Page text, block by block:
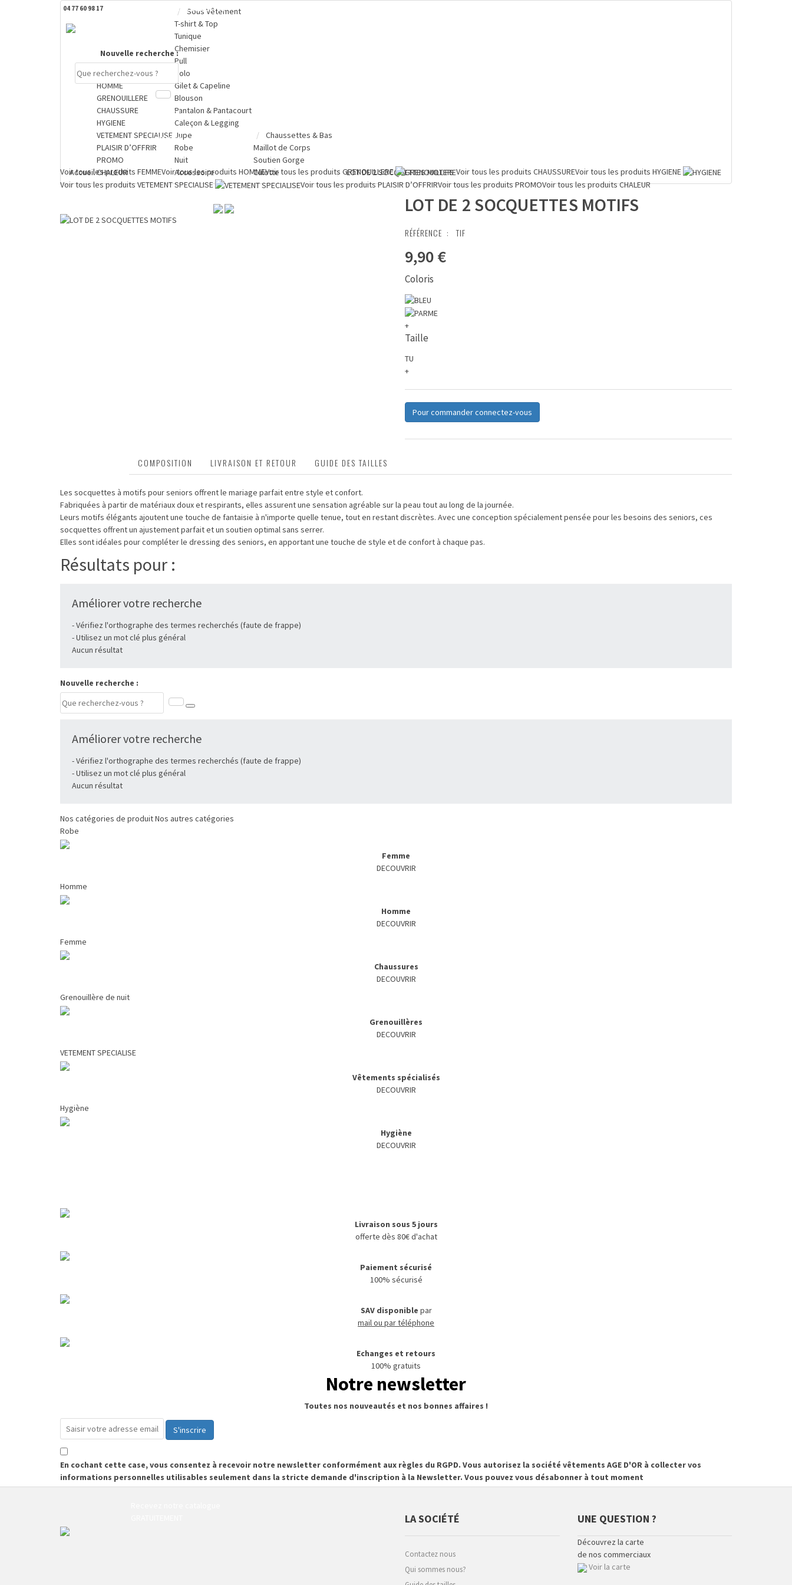
04 77 60 98 17 DERNIERS PRODUITS CONSULTÉS
Nouvelle recherche :
Compte
PANIER
Voir tous les produits FEMMEVoir tous les produits HOMMEVoir tous les produits GRENOUILLERE Voir tous les produits CHAUSSUREVoir tous les produits HYGIENE
Voir tous les produitsVETEMENT SPECIALISE Voir tous les produitsPLAISIR D’OFFRIRVoir tous les produitsPROMOVoir tous les produitsCHALEUR
Accueil
FEMME
HOMME
GRENOUILLERE
CHAUSSURE
HYGIENE
VETEMENT SPECIALISE
PLAISIR D’OFFRIR
PROMO
CHALEUR
Sous Vêtement
T-shirt & Top
Tunique
Chemisier
Pull
Polo
Gilet & Capeline
Blouson
Pantalon & Pantacourt
Caleçon & Legging
Jupe
Robe
Nuit
Accessoire
Chaussettes & Bas
Maillot de Corps
Soutien Gorge
Culotte
LOT DE 2 SOCQUETTES MOTIFS
LOT DE 2 SOCQUETTES MOTIFS
RÉFÉRENCE :TIF
9,90 €
Coloris
+
Taille
TU
+
Pour commander connectez-vous
COMPOSITION LIVRAISON ET RETOUR GUIDE DES TAILLES
Les socquettes à motifs pour seniors offrent le mariage parfait entre style et confort.
Fabriquées à partir de matériaux doux et respirants, elles assurent une sensation agréable sur la peau tout au long de la journée.
Leurs motifs élégants ajoutent une touche de fantaisie à n'importe quelle tenue, tout en restant discrètes. Avec une conception spécialement pensée pour les besoins des seniors, ces
socquettes offrent un ajustement parfait et un soutien optimal sans serrer.
Elles sont idéales pour compléter le dressing des seniors, en apportant une touche de style et de confort à chaque pas.
Résultats pour :
Améliorer votre recherche
- Vérifiez l'orthographe des termes recherchés (faute de frappe)
- Utilisez un mot clé plus général
Aucun résultat
Nouvelle recherche :
Améliorer votre recherche
- Vérifiez l'orthographe des termes recherchés (faute de frappe)
- Utilisez un mot clé plus général
Aucun résultat
Nos catégories de produitNos autres catégories
Robe
Femme
DECOUVRIR
Homme
Homme
DECOUVRIR
Femme
Chaussures
DECOUVRIR
Grenouillère de nuit
Grenouillères
DECOUVRIR
VETEMENT SPECIALISE
Vêtements spécialisés
DECOUVRIR
Hygiène
Hygiène
DECOUVRIR
Livraison sous 5 jours
offerte dès 80€ d'achat
Paiement sécurisé
100% sécurisé
SAV disponible par
mail ou par téléphone
Echanges et retours
100% gratuits
Notre newsletter
Toutes nos nouveautés et nos bonnes affaires !
S'inscrire
En cochant cette case, vous consentez à recevoir notre newsletter conformément aux règles du RGPD. Vous autorisez la société vêtements AGE D'OR à collecter vos
informations personnelles utilisables seulement dans la stricte demande d'inscription à la Newsletter. Vous pouvez vous désabonner à tout moment
LA SOCIÉTÉ
Contactez nous
Qui sommes nous?
UNE QUESTION ?
Découvrez la carte
de nos commerciaux
Voir la carte